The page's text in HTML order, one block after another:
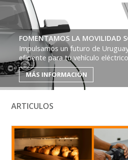
FOMENTAMOS LA MOVILIDAD
Impulsamos un futuro de
eficiente para tu vehículo
MÁS INFORMACIÓN
ARTICULOS